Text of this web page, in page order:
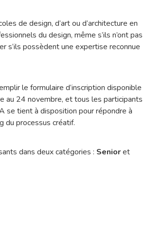
de design, d’art ou d’architecture en
du design, même s’ils n’ont pas
s’ils possèdent une expertise reconnue
le formulaire d’inscription disponible
au 24 novembre, et tous les participants
se tient à disposition pour répondre à
du processus créatif.
dans deux catégories : Senioret